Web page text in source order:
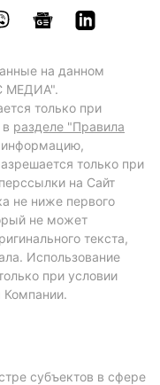
на данном
МЕДИА".
только при
разделе "Правила
информацию,
только при
на Сайт
не ниже первого
не может
текста,
Использование
при условии
Компании.
субъектов в сфере